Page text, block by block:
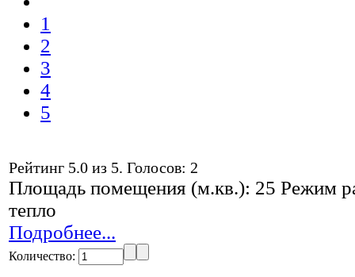
1
2
3
4
5
Рейтинг 5.0 из 5. Голосов: 2
Площадь помещения (м.кв.): 25 Режим
тепло
Подробнее...
Количество: